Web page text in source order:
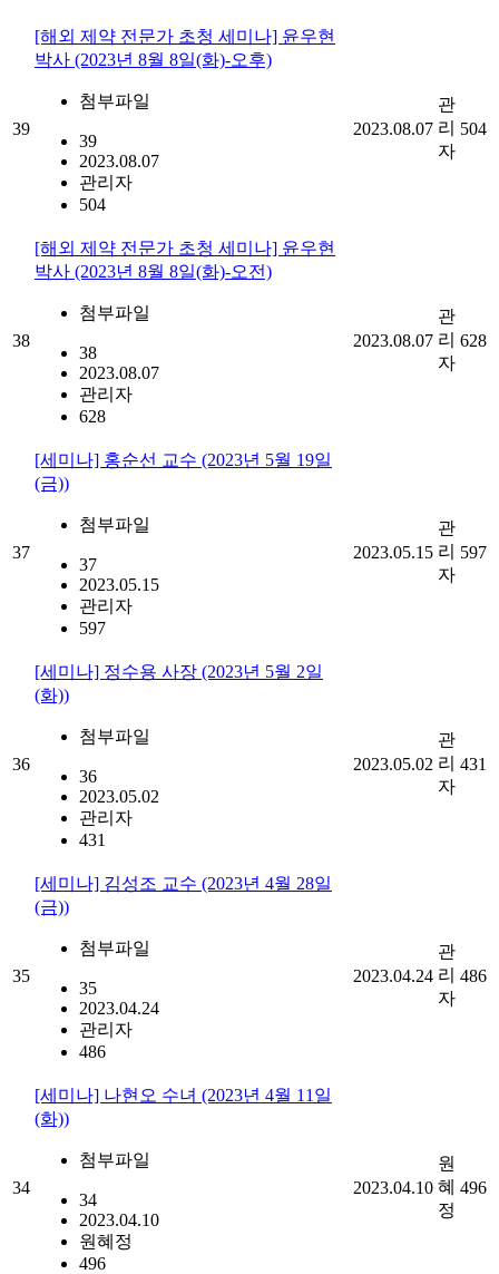
39
[해외 제약 전문가 초청 세미나] 윤우현
박사 (2023년 8월 8일(화)-오후)
첨부파일
39
2023.08.07
관리자
504
2023.08.07
관
리
자
504
38
[해외 제약 전문가 초청 세미나] 윤우현
박사 (2023년 8월 8일(화)-오전)
첨부파일
38
2023.08.07
관리자
628
2023.08.07
관
리
자
628
37
[세미나] 홍순선 교수 (2023년 5월 19일
(금))
첨부파일
37
2023.05.15
관리자
597
2023.05.15
관
리
자
597
36
[세미나] 정수용 사장 (2023년 5월 2일
(화))
첨부파일
36
2023.05.02
관리자
431
2023.05.02
관
리
자
431
35
[세미나] 김성조 교수 (2023년 4월 28일
(금))
첨부파일
35
2023.04.24
관리자
486
2023.04.24
관
리
자
486
34
[세미나] 나현오 수녀 (2023년 4월 11일
(화))
첨부파일
34
2023.04.10
원혜정
496
2023.04.10
원
혜
정
496